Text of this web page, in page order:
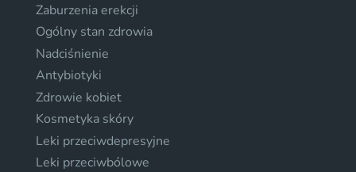
Zaburzenia erekcji
Ogólny stan zdrowia
Nadciśnienie
Antybiotyki
Zdrowie kobiet
Kosmetyka skóry
Leki przeciwdepresyjne
Leki przeciwbólowe